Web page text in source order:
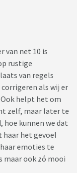
van net 10 is
rustige
van regels
als wij er
helpt het om
zelf, maar later te
hoe kunnen we dat
haar het gevoel
emoties te
maar ook zó mooi